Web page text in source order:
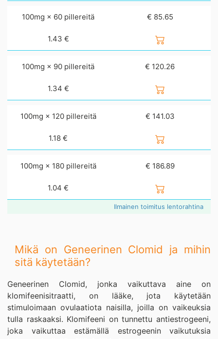
100mg × 60 pillereitä € 85.65
1.43 €
100mg × 90 pillereitä € 120.26
1.34 €
100mg × 120 pillereitä € 141.03
1.18 €
100mg × 180 pillereitä € 186.89
1.04 €
Ilmainen toimitus lentorahtina
Mikä on Geneerinen Clomid ja mihin
sitä käytetään?
Geneerinen Clomid, jonka vaikuttava aine on
klomifeenisitraatti, on lääke, jota käytetään
stimuloimaan ovulaatiota naisilla, joilla on vaikeuksia
tulla raskaaksi. Klomifeeni on tunnettu antiestrogeeni,
joka vaikuttaa estämällä estrogeenin vaikutuksia